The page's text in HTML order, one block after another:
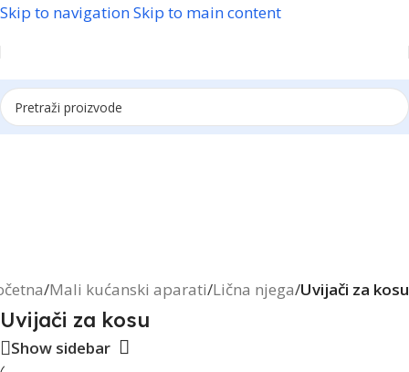
Skip to navigationSkip to main content
Reklama
/Mali kućanski aparati/Lična njega/Uvijači za kosu
Uvijači za kosu
Show sidebar